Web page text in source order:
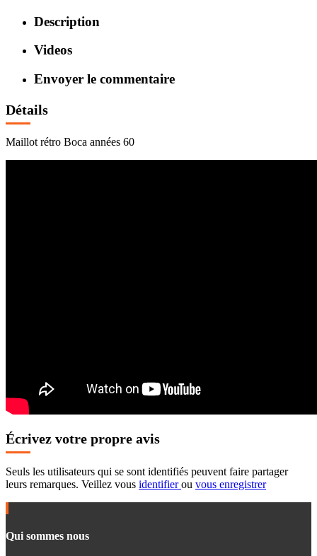
Description
Videos
Envoyer le commentaire
Détails
Maillot rétro Boca années 60
Écrivez votre propre avis
Seuls les utilisateurs qui se sont identifiés peuvent faire partager
leurs remarques. Veillez vous identifierou vous enregistrer
Qui sommes nous